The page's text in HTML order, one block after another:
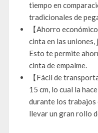
tiempo en
tradicionales de
【Ahorro
cinta en las
Esto te permite
cinta de empalme.
【Fácil de
15 cm, lo cual la
durante los trabajos
llevar un gran rollo